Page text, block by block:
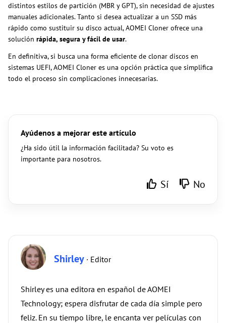
distintos estilos de partición (MBR y GPT), sin necesidad de ajustes
manuales adicionales. Tanto si desea actualizar a un SSD más
rápido como sustituir su disco actual, AOMEI Cloner ofrece una
solución rápida, segura y fácil de usar.
En definitiva, si busca una forma eficiente de clonar discos en
sistemas UEFI, AOMEI Cloner es una opción práctica que simplifica
todo el proceso sin complicaciones innecesarias.
Ayúdenos a mejorar este artículo
¿Ha sido útil la información facilitada? Su voto es
importante para nosotros.
Sí No
Shirley · Editor
Shirley es una editora en español de AOMEI
Technology; espera disfrutar de cada día simple pero
feliz. En su tiempo libre, le encanta ver películas con